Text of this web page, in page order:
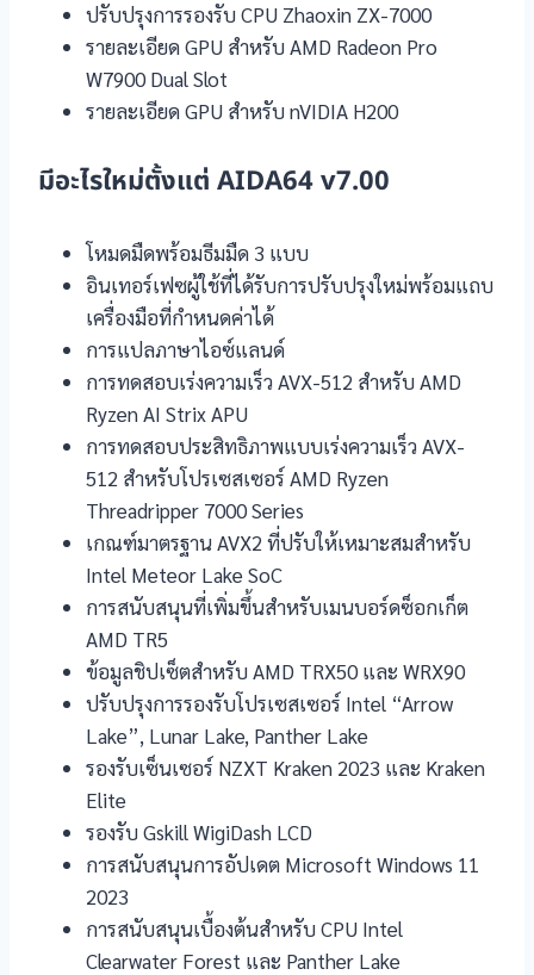
ปรับปรุงการรองรับ CPU Zhaoxin ZX-7000
รายละเอียด GPU สำหรับ AMD Radeon Pro
W7900 Dual Slot
รายละเอียด GPU สำหรับ nVIDIA H200
มีอะไรใหม่ตั้งแต่ AIDA64 v7.00
โหมดมืดพร้อมธีมมืด 3 แบบ
อินเทอร์เฟซผู้ใช้ที่ได้รับการปรับปรุงใหม่พร้อมแถบ
เครื่องมือที่กำหนดค่าได้
การแปลภาษาไอซ์แลนด์
การทดสอบเร่งความเร็ว AVX-512 สำหรับ AMD
Ryzen AI Strix APU
การทดสอบประสิทธิภาพแบบเร่งความเร็ว AVX-
512 สำหรับโปรเซสเซอร์ AMD Ryzen
Threadripper 7000 Series
เกณฑ์มาตรฐาน AVX2 ที่ปรับให้เหมาะสมสำหรับ
Intel Meteor Lake SoC
การสนับสนุนที่เพิ่มขึ้นสำหรับเมนบอร์ดซ็อกเก็ต
AMD TR5
ข้อมูลชิปเซ็ตสำหรับ AMD TRX50 และ WRX90
ปรับปรุงการรองรับโปรเซสเซอร์ Intel “Arrow
Lake”, Lunar Lake, Panther Lake
รองรับเซ็นเซอร์ NZXT Kraken 2023 และ Kraken
Elite
รองรับ Gskill WigiDash LCD
การสนับสนุนการอัปเดต Microsoft Windows 11
2023
การสนับสนุนเบื้องต้นสำหรับ CPU Intel
Clearwater Forest และ Panther Lake